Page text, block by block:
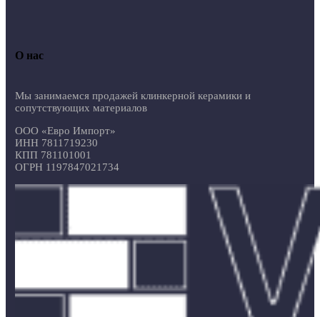
О нас
Мы занимаемся продажей клинкерной керамики и
сопутствующих материалов
ООО «Евро Импорт»
ИНН 7811719230
КПП 781101001
ОГРН 1197847021734